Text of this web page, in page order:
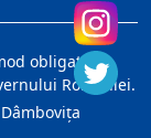
obligatoriu
României.